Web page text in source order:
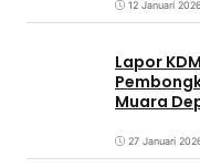
12 Januari 2026
Lapor
Muara
27 Januari